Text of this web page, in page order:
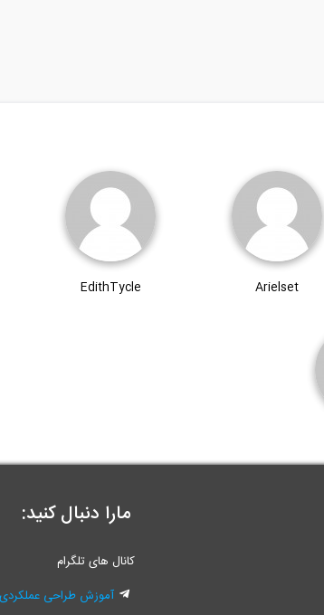
Arielset
EdithTycle
مارا دنبال کنید:
کانال های تلگرام
آموزش طراحی